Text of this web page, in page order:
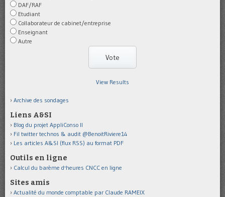
DAF/RAF
Etudiant
Collaborateur de cabinet/entreprise
Enseignant
Autre
View Results
Archive des sondages
Liens A&SI
Blog du projet AppliConso II
Fil twitter technos & audit @BenoitRiviere14
Les articles A&SI (flux RSS) au format PDF
Outils en ligne
Calcul du barème d'heures CNCC en ligne
Sites amis
Actualité du monde comptable par Claude RAMEIX